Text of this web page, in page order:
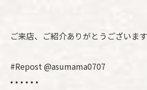
ご来店、ご紹介ありがとうございま
#Repost @asumama0707
• • • • • •